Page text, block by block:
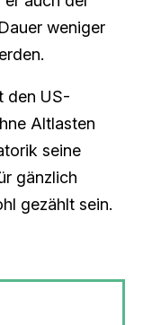
weniger
den US-
Altlasten
seine
gänzlich
gezählt sein.